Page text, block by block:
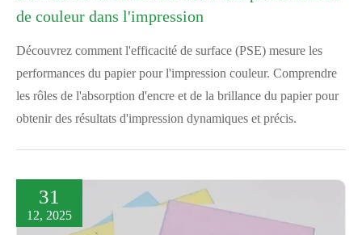
de couleur dans l'impression
Découvrez comment l'efficacité de surface (PSE) mesure les
performances du papier pour l'impression couleur. Comprendre
les rôles de l'absorption d'encre et de la brillance du papier pour
obtenir des résultats d'impression dynamiques et précis.
31
12, 2025